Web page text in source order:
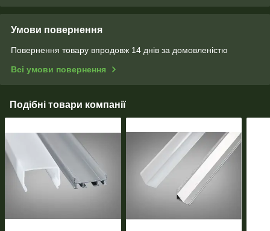
Умови повернення
Повернення товару впродовж 14 днів за домовленістю
Всі умови повернення
Подібні товари компанії